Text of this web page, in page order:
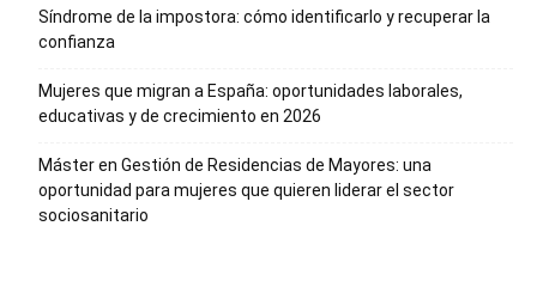
Síndrome de la impostora: cómo identificarlo y recuperar la
confianza
Mujeres que migran a España: oportunidades laborales,
educativas y de crecimiento en 2026
Máster en Gestión de Residencias de Mayores: una
oportunidad para mujeres que quieren liderar el sector
sociosanitario